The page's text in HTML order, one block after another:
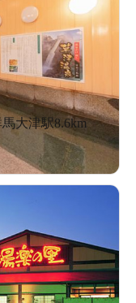
大津駅8.6km